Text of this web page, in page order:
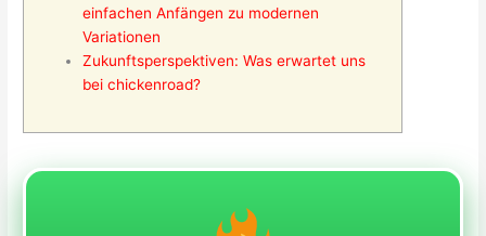
einfachen Anfängen zu modernen
Variationen
Zukunftsperspektiven: Was erwartet uns
bei chickenroad?